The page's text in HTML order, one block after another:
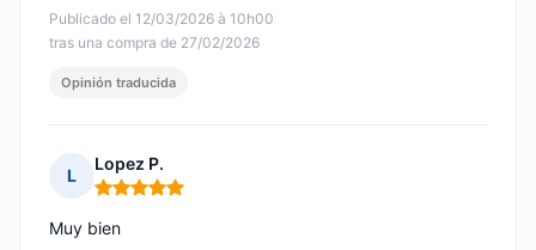
Publicado el 12/03/2026 à 10h00
tras una compra de 27/02/2026
Opinión traducida
L
Lopez P.
Nota: 5 de 5
Muy bien